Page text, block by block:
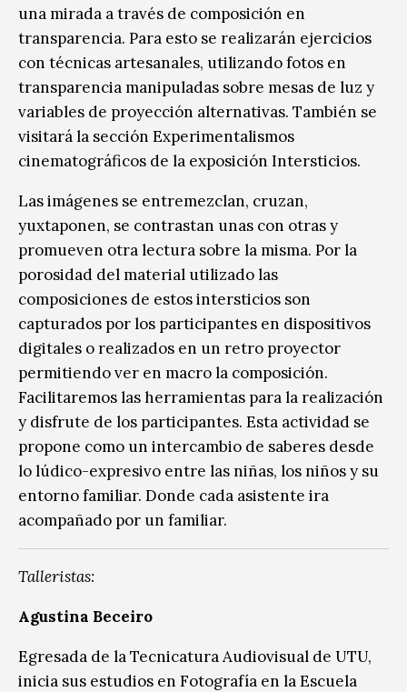
una mirada a través de composición en
transparencia. Para esto se realizarán ejercicios
con técnicas artesanales, utilizando fotos en
transparencia manipuladas sobre mesas de luz y
variables de proyección alternativas. También se
visitará la sección Experimentalismos
cinematográficos de la exposición Intersticios.
Las imágenes se entremezclan, cruzan,
yuxtaponen, se contrastan unas con otras y
promueven otra lectura sobre la misma. Por la
porosidad del material utilizado las
composiciones de estos intersticios son
capturados por los participantes en dispositivos
digitales o realizados en un retro proyector
permitiendo ver en macro la composición.
Facilitaremos las herramientas para la realización
y disfrute de los participantes. Esta actividad se
propone como un intercambio de saberes desde
lo lúdico-expresivo entre las niñas, los niños y su
entorno familiar. Donde cada asistente ira
acompañado por un familiar.
Talleristas:
Agustina Beceiro
Egresada de la Tecnicatura Audiovisual de UTU,
inicia sus estudios en Fotografía en la Escuela